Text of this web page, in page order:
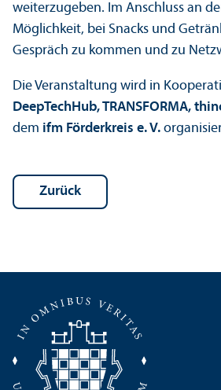
weiterzugeben. Im Anschluss an
Möglichkeit, bei Snacks und
Gespräch zu kommen und zu
Die Veranstaltung wird in
DeepTechHub, TRANS­FORMA,
dem ifm Förderkreis e. V.
Zurück